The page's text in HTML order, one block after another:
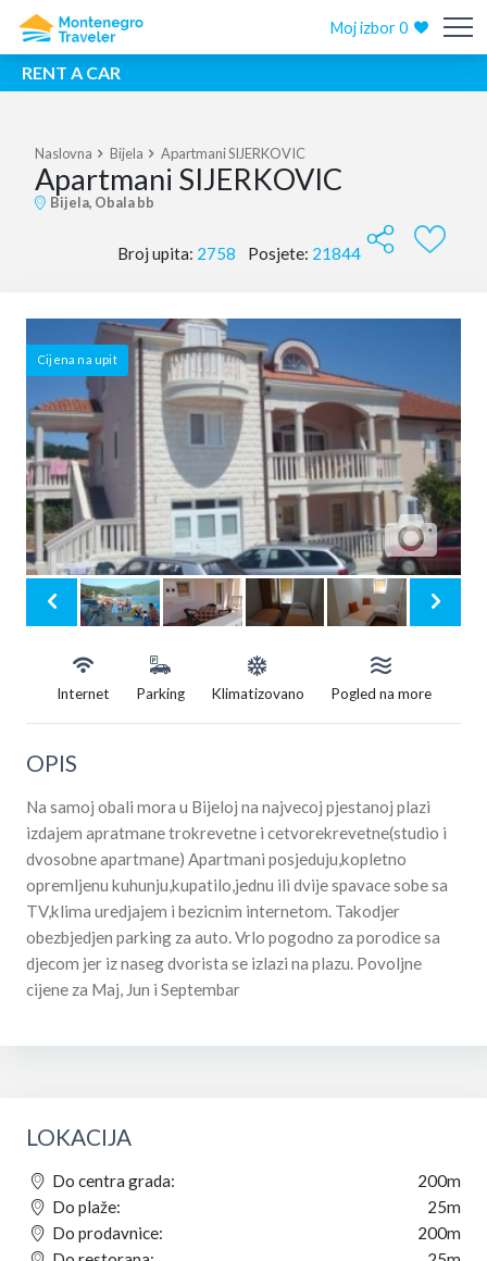
Moj izbor0
RENT A CAR
Naslovna Bijela Apartmani SIJERKOVIC
Apartmani SIJERKOVIC
Bijela, Obala bb
Broj upita: 2758 Posjete: 21844
Cijena na upit
Internet Parking Klimatizovano Pogled na more
OPIS
Na samoj obali mora u Bijeloj na najvecoj pjestanoj plazi
izdajem apratmane trokrevetne i cetvorekrevetne(studio i
dvosobne apartmane) Apartmani posjeduju,kopletno
opremljenu kuhunju,kupatilo,jednu ili dvije spavace sobe sa
TV,klima uredjajem i bezicnim internetom. Takodjer
obezbjedjen parking za auto. Vrlo pogodno za porodice sa
djecom jer iz naseg dvorista se izlazi na plazu. Povoljne
cijene za Maj, Jun i Septembar
LOKACIJA
Do centra grada:
200m
Do plaže:
25m
Do prodavnice:
200m